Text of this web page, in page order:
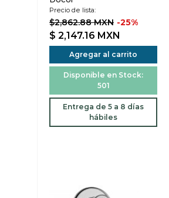
Precio de lista:
$2,862.88 MXN -25%
$ 2,147.16 MXN
Agregar al carrito
Disponible en Stock:
501
Entrega de 5 a 8 días
hábiles